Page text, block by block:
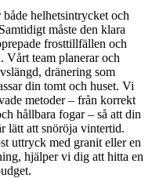
helhetsintrycket och
måste den klara
frosttillfällen och
Vårt team planerar och
dränering som
din tomt och huset. Vi
metoder – från korrekt
hållbara fogar – så att din
lätt att snöröja vintertid.
uttryck med granit eller en
hjälper vi dig att hitta en